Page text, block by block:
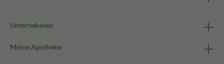
Unternehmen
Meine Apotheke